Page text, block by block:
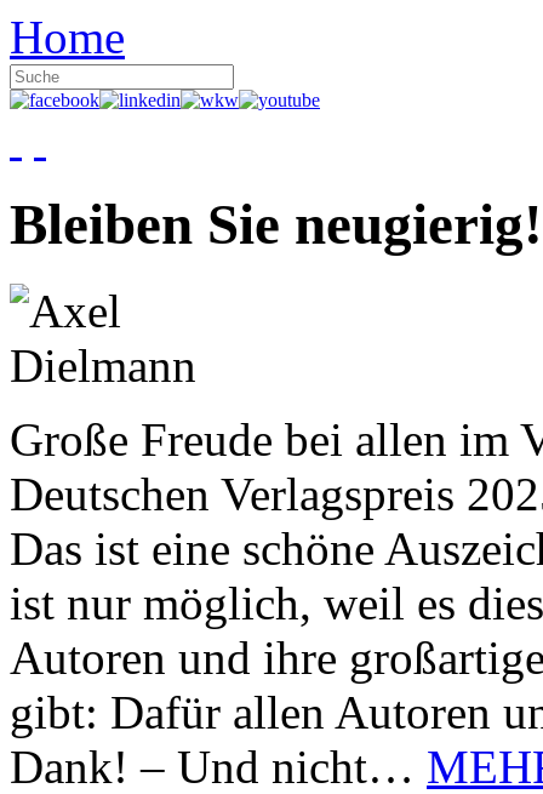
Home
Bleiben Sie neugierig!
Große Freude bei allen im
Deutschen Verlagspreis
Das ist eine schöne
ist nur möglich, weil es
Autoren und ihre
gibt: Dafür allen Autoren
Dank! – Und nicht…